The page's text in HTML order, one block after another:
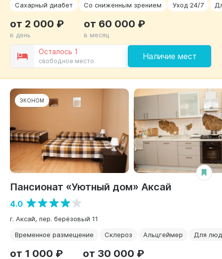
Сахарный диабет
Со сниженным зрением Уход 24/7
Осталось 1
свободное место Наличие мест
от 2 000 ₽
в день
от 60 000 ₽
в месяц
ЭКОНОМ
Пансионат «Уютный дом» Аксай
4.0
г. Аксай, пер. берёзовый 11
Временное размещение
Склероз Альцгеймер Для
от 1 000 ₽ от 30 000 ₽